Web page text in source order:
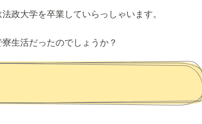
政大学を卒業していらっしゃいます。
生活だったのでしょうか？